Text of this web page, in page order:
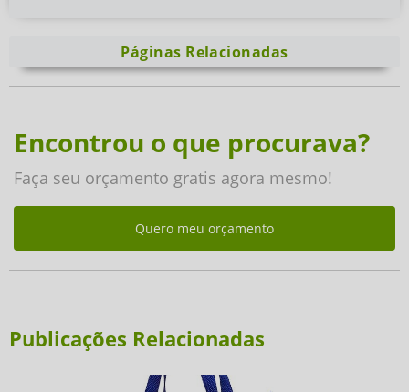
Páginas Relacionadas
Encontrou o que procurava?
Faça seu orçamento gratis agora mesmo!
Quero meu orçamento
Publicações Relacionadas